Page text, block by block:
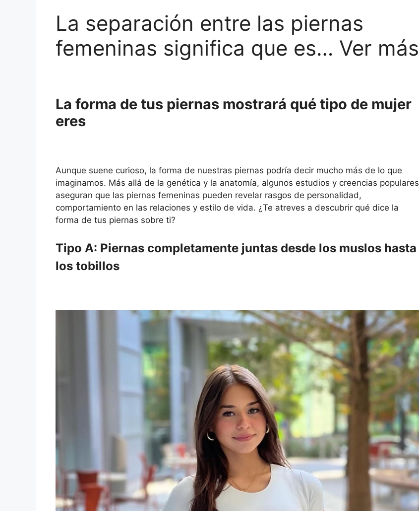
La separación entre las piernas
femeninas significa que es… Ver más
La forma de tus piernas mostrará qué tipo de mujer
eres
Aunque suene curioso, la forma de nuestras piernas podría decir mucho más de lo que
imaginamos. Más allá de la genética y la anatomía, algunos estudios y creencias populares
aseguran que las piernas femeninas pueden revelar rasgos de personalidad,
comportamiento en las relaciones y estilo de vida. ¿Te atreves a descubrir qué dice la
forma de tus piernas sobre ti?
Tipo A: Piernas completamente juntas desde los muslos hasta
los tobillos